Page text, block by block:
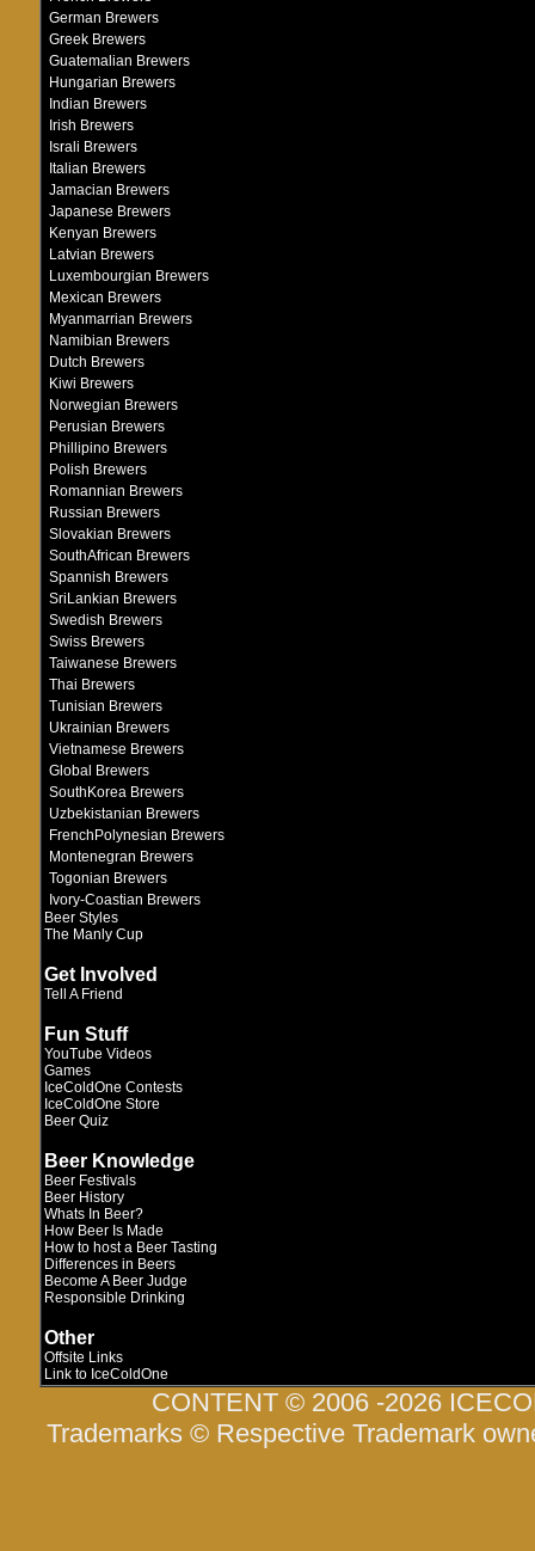
German Brewers
Greek Brewers
Guatemalian Brewers
Hungarian Brewers
Indian Brewers
Irish Brewers
Israli Brewers
Italian Brewers
Jamacian Brewers
Japanese Brewers
Kenyan Brewers
Latvian Brewers
Luxembourgian Brewers
Mexican Brewers
Myanmarrian Brewers
Namibian Brewers
Dutch Brewers
Kiwi Brewers
Norwegian Brewers
Perusian Brewers
Phillipino Brewers
Polish Brewers
Romannian Brewers
Russian Brewers
Slovakian Brewers
SouthAfrican Brewers
Spannish Brewers
SriLankian Brewers
Swedish Brewers
Swiss Brewers
Taiwanese Brewers
Thai Brewers
Tunisian Brewers
Ukrainian Brewers
Vietnamese Brewers
Global Brewers
SouthKorea Brewers
Uzbekistanian Brewers
FrenchPolynesian Brewers
Montenegran Brewers
Togonian Brewers
Ivory-Coastian Brewers
Beer Styles
The Manly Cup
Get Involved
Tell A Friend
Fun Stuff
YouTube Videos
Games
IceColdOne Contests
IceColdOne Store
Beer Quiz
Beer Knowledge
Beer Festivals
Beer History
Whats In Beer?
How Beer Is Made
How to host a Beer Tasting
Differences in Beers
Become A Beer Judge
Responsible Drinking
Other
Offsite Links
Link to IceColdOne
CONTENT © 2006 -2026
Trademarks © Respective Trademark